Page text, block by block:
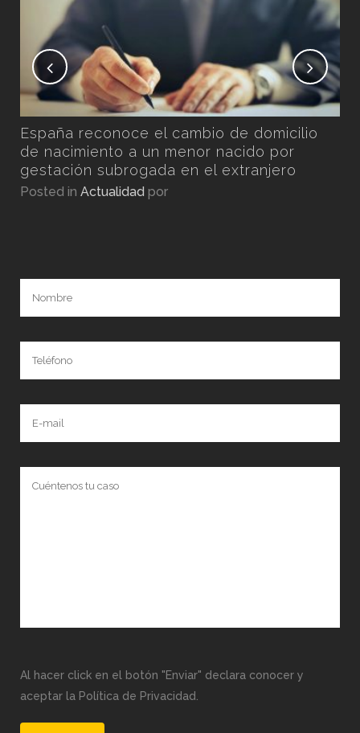
España reconoce el cambio de domicilio
de nacimiento a un menor nacido por
gestación subrogada en el extranjero
Posted in Actualidad por
Al hacer click en el botón "Enviar" declara conocer y
aceptar la Política de Privacidad.